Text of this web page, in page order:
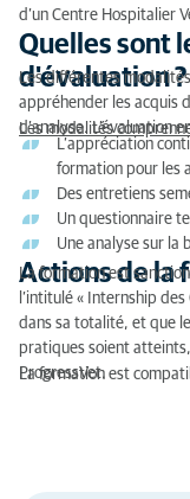
d’un Centre Hospitalier
Quelles sont
d'évaluation ?
Les différentes
appréhender les acquis
d’analyse. L’évaluation
Les modalités
L’appréciation
formation pour les
Des entretiens
Un questionnaire
Une analyse sur la
Actions de la
La formation est
l’intitulé « Internship
dans sa totalité, et que
pratiques soient
ProgressVet.
La formation est